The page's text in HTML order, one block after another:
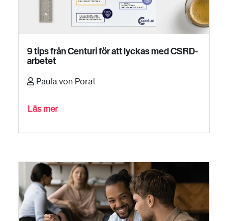
9 tips från Centuri för att lyckas med CSRD-
arbetet
Paula von Porat
Läs mer